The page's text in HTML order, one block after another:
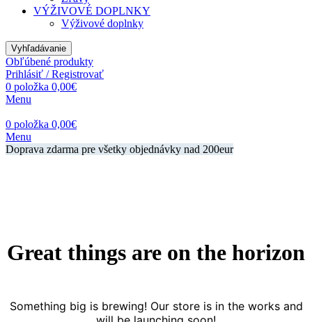
VÝŽIVOVÉ DOPLNKY
Výživové doplnky
Vyhľadávanie
Obľúbené produkty
Prihlásiť / Registrovať
0 položka 0,00€
Menu
0 položka 0,00€
Menu
Doprava zdarma pre všetky objednávky nad 200eur
Great things are on the horizon
Something big is brewing! Our store is in the works and